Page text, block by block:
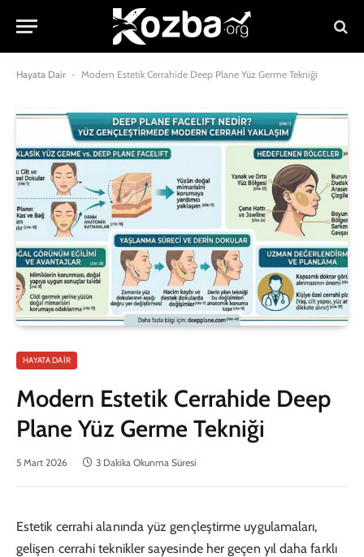
Hayata Dair - Modern Estetik Cerrahide Deep Plane Yüz Germe Tekniği
HAYATA DAIR
Modern Estetik Cerrahide Deep
Plane Yüz Germe Tekniği
5 Mart 2026 3 Dakika Okunma Süresi
Estetik cerrahi alanında yüz gençleştirme uygulamaları,
gelişen cerrahi teknikler sayesinde her geçen yıl daha farklı